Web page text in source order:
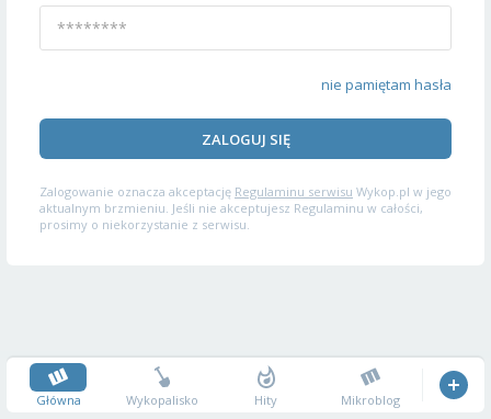
nie pamiętam hasła
ZALOGUJ SIĘ
Zalogowanie oznacza akceptację Regulaminu serwisu Wykop.pl w jego
aktualnym brzmieniu. Jeśli nie akceptujesz Regulaminu w całości,
prosimy o niekorzystanie z serwisu.
Główna Wykopalisko Hity Mikroblog